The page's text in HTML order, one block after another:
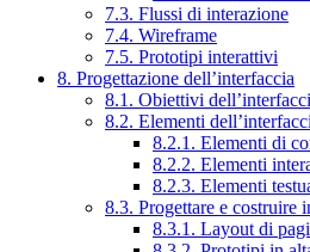
7.3. Flussi di interazione
7.4. Wireframe
7.5. Prototipi interattivi
8. Progettazione dell’interfaccia
8.1. Obiettivi
8.2. Elementi
8.2.1. Elementi di
8.2.2. Elementi
8.2.3. Elementi
8.3. Progettare e costruire
8.3.1. Layout di